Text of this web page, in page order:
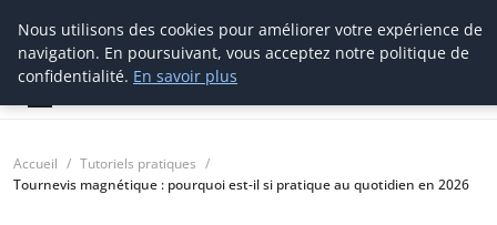
tournevis
malin
L'outil de l'aventurier
Accueil
Tutoriels pratiques
Tournevis magnétique : pourquoi est-il si pratique au quotidien en 2026
Nous utilisons des cookies pour améliorer votre expérience de
navigation. En poursuivant, vous acceptez notre politique de
confidentialité. En savoir plus